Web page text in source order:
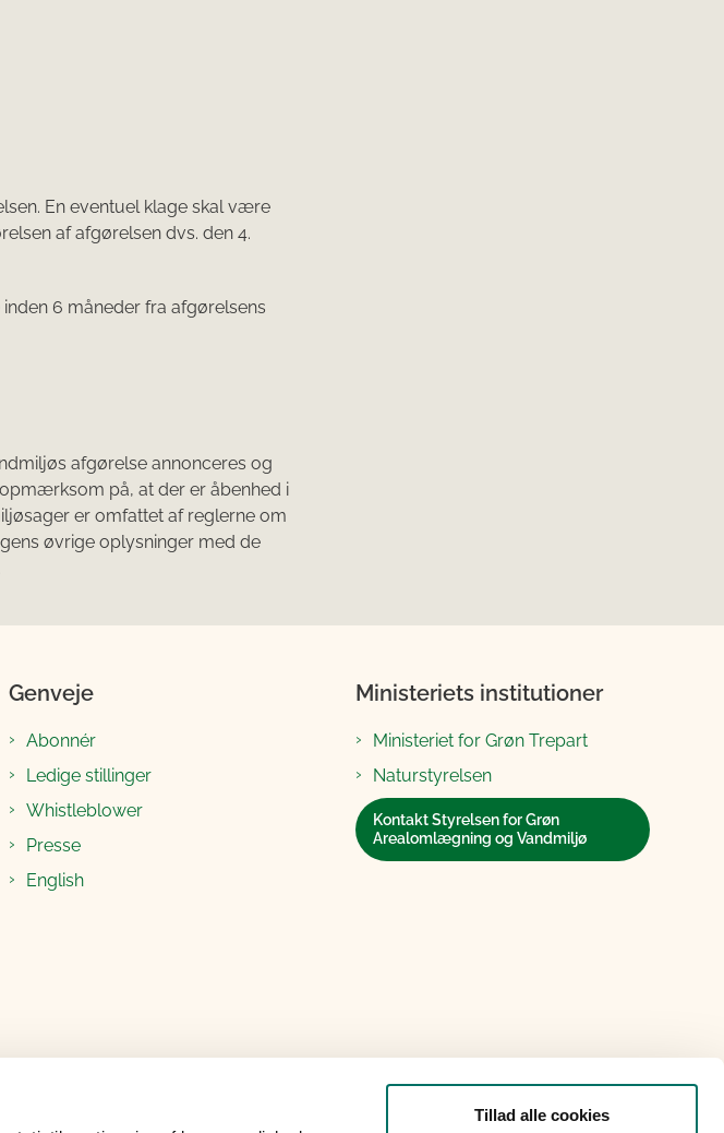
Tillad alle cookies
En eventuel klage skal være
af afgørelsen dvs. den 4.
6 måneder fra afgørelsens
afgørelse annonceres og
på, at der er åbenhed i
er omfattet af reglerne om
øvrige oplysninger med de
Genveje
Abonnér
Ledige stillinger
Whistleblower
Presse
English
Ministeriets institutioner
Ministeriet for Grøn Trepart
Naturstyrelsen
Kontakt Styrelsen for Grøn
Arealomlægning og Vandmiljø